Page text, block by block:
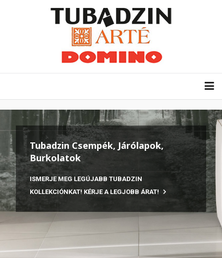
Tubadzin Csempék, Járólapok,
Burkolatok
ISMERJE MEG LEGÚJABB TUBADZIN
KOLLEKCIÓNKAT! KÉRJE A LEGJOBB ÁRAT!